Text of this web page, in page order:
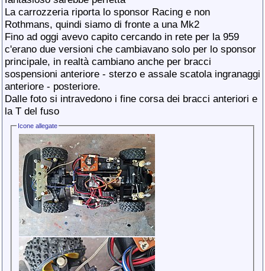
La carrozzeria riporta lo sponsor Racing e non
Rothmans, quindi siamo di fronte a una Mk2
Fino ad oggi avevo capito cercando in rete per la 959
c'erano due versioni che cambiavano solo per lo sponsor
principale, in realtà cambiano anche per bracci
sospensioni anteriore - sterzo e assale scatola ingranaggi
anteriore - posteriore.
Dalle foto si intravedono i fine corsa dei bracci anteriori e
la T del fuso
Icone allegate